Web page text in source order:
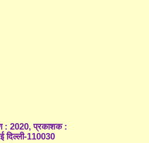
: 2020, प्रकाशक :
दिल्ली-110030